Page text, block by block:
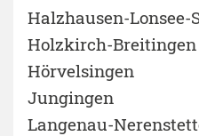
Halzhausen-Lonsee-
Holzkirch-Breitingen
Hörvelsingen
Jungingen
Langenau-